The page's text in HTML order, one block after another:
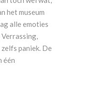
het museum
alle emoties
paniek. De
één